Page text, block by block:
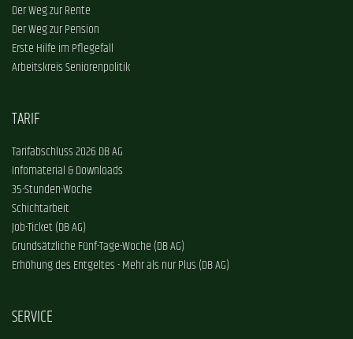
Der Weg zur Rente
Der Weg zur Pension
Erste Hilfe im Pflegefall
Arbeitskreis Seniorenpolitik
TARIF
Tarifabschluss 2026 DB AG
Infomaterial & Downloads
35-Stunden-Woche
Schichtarbeit
Job-Ticket (DB AG)
Grundsätzliche Fünf-Tage-Woche (DB AG)
Erhöhung des Entgeltes - Mehr als nur Plus (DB AG)
SERVICE